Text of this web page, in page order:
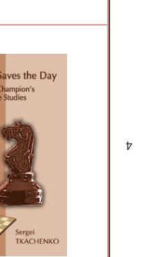
4